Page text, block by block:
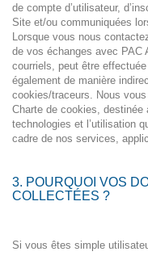
de compte d’utilisateur,
Site et/ou communiquées
Lorsque vous nous
de vos échanges avec PAC
courriels, peut être
également de manière
cookies/traceurs. Nous
Charte de cookies, destinée
technologies et l’utilisation
cadre de nos services,
3. POURQUOI VOS
COLLECTÉES ?
Si vous êtes simple